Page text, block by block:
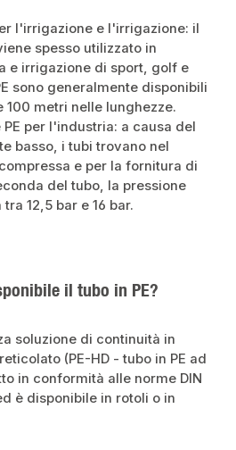
l'irrigazione e l'irrigazione: il
spesso utilizzato in
e irrigazione di sport, golf e
sono generalmente disponibili
metri nelle lunghezze.
per l'industria: a causa del
basso, i tubi trovano nel
e per la fornitura di
del tubo, la pressione
12,5 bar e 16 bar.
il tubo in PE?
soluzione di continuità in
(PE-HD - tubo in PE ad
in conformità alle norme DIN
è disponibile in rotoli o in